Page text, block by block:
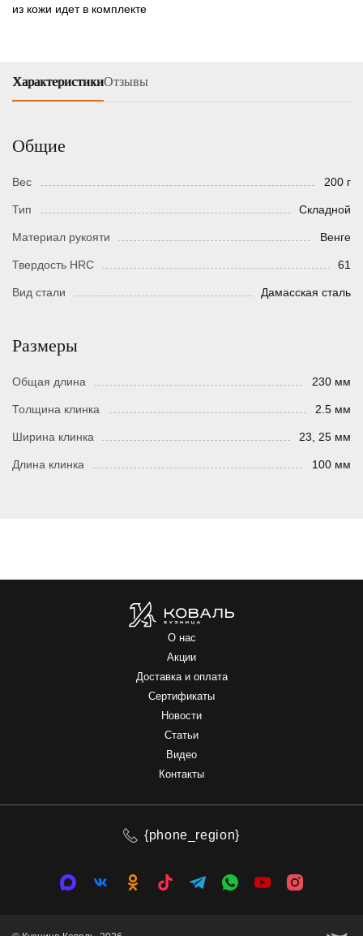
из кожи идет в комплекте
ХарактеристикиОтзывы
Общие
Вес 200 г
Тип Складной
Материал рукояти Венге
Твердость HRC 61
Вид стали Дамасская сталь
Размеры
Общая длина 230 мм
Толщина клинка 2.5 мм
Ширина клинка 23, 25 мм
Длина клинка 100 мм
О нас
Акции
Доставка и оплата
Сертификаты
Новости
Статьи
Видео
Контакты
{phone_region}